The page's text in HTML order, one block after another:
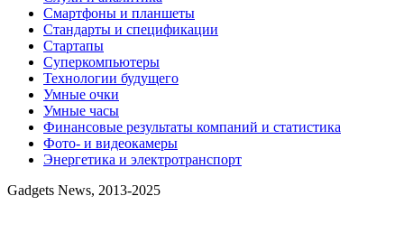
Смартфоны и планшеты
Стандарты и спецификации
Стартапы
Суперкомпьютеры
Технологии будущего
Умные очки
Умные часы
Финансовые результаты компаний и статистика
Фото- и видеокамеры
Энергетика и электротранспорт
Gadgets News, 2013-2025